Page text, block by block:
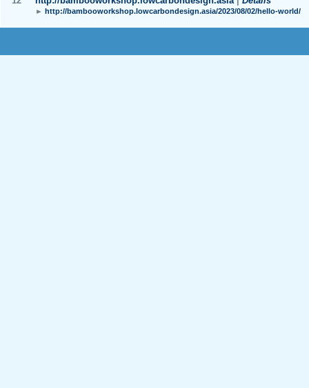
► http://bambooworkshop.lowcarbondesign.asia/2023/08/02/hello-world/